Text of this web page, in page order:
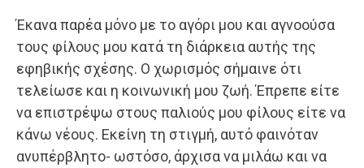
Έκανα παρέα μόνο με το αγόρι μου και αγνοούσα
τους φίλους μου κατά τη διάρκεια αυτής της
εφηβικής σχέσης. Ο χωρισμός σήμαινε ότι
τελείωσε και η κοινωνική μου ζωή. Έπρεπε είτε
να επιστρέψω στους παλιούς μου φίλους είτε να
κάνω νέους. Εκείνη τη στιγμή, αυτό φαινόταν
ανυπέρβλητο- ωστόσο, άρχισα να μιλάω και να